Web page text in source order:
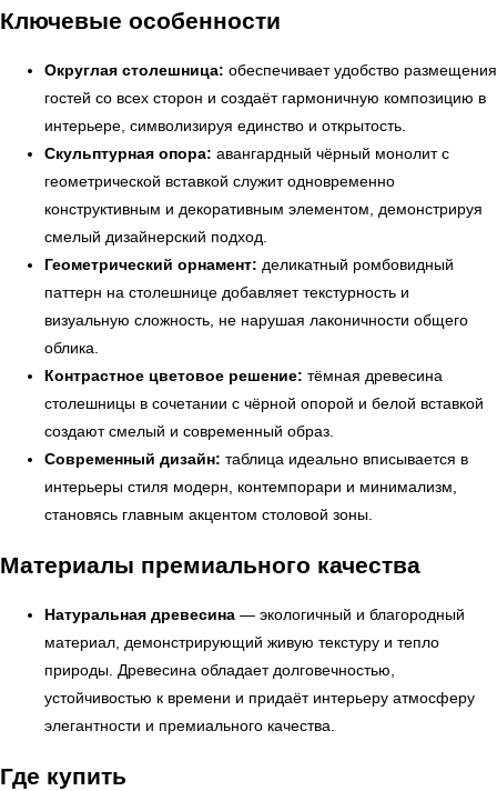
Ключевые особенности
Округлая столешница: обеспечивает удобство размещения
гостей со всех сторон и создаёт гармоничную композицию в
интерьере, символизируя единство и открытость.
Скульптурная опора: авангардный чёрный монолит с
геометрической вставкой служит одновременно
конструктивным и декоративным элементом, демонстрируя
смелый дизайнерский подход.
Геометрический орнамент: деликатный ромбовидный
паттерн на столешнице добавляет текстурность и
визуальную сложность, не нарушая лаконичности общего
облика.
Контрастное цветовое решение: тёмная древесина
столешницы в сочетании с чёрной опорой и белой вставкой
создают смелый и современный образ.
Современный дизайн: таблица идеально вписывается в
интерьеры стиля модерн, контемпорари и минимализм,
становясь главным акцентом столовой зоны.
Материалы премиального качества
Натуральная древесина — экологичный и благородный
материал, демонстрирующий живую текстуру и тепло
природы. Древесина обладает долговечностью,
устойчивостью к времени и придаёт интерьеру атмосферу
элегантности и премиального качества.
Где купить
← Вернуться на предыдущую страницу
УЗНАТЬ ПОДРОБНЕЕ